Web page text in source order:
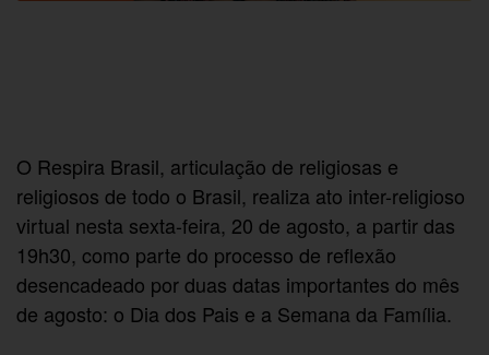
O Respira Brasil, articulação de religiosas e
religiosos de todo o Brasil, realiza ato inter-religioso
virtual nesta sexta-feira, 20 de agosto, a partir das
19h30, como parte do processo de reflexão
desencadeado por duas datas importantes do mês
de agosto: o Dia dos Pais e a Semana da Família.